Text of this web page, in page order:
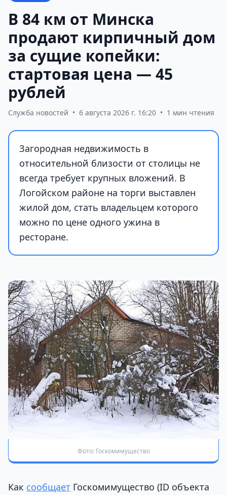
В 84 км от Минска
продают кирпичный дом
за сущие копейки:
стартовая цена — 45
рублей
Служба новостей • 6 августа 2026 г. 16:20 • 1 мин чтения
Загородная недвижимость в
относительной близости от столицы не
всегда требует крупных вложений. В
Логойском районе на торги выставлен
жилой дом, стать владельцем которого
можно по цене одного ужина в
ресторане.
Фото: Госкомимущество
Как сообщает Госкомимущество (ID объекта